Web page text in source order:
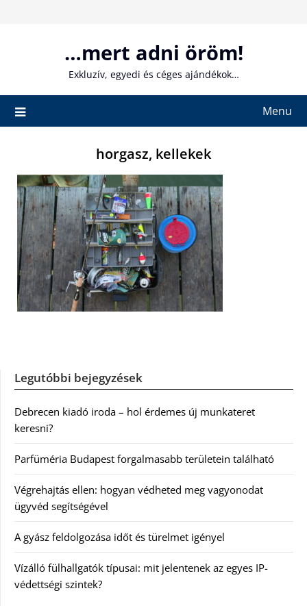
…mert adni öröm!
Exkluzív, egyedi és céges ajándékok…
Menu
horgasz, kellekek
Legutóbbi bejegyzések
Debrecen kiadó iroda – hol érdemes új munkateret
keresni?
Parfüméria Budapest forgalmasabb területein található
Végrehajtás ellen: hogyan védheted meg vagyonodat
ügyvéd segítségével
A gyász feldolgozása időt és türelmet igényel
Vízálló fülhallgatók típusai: mit jelentenek az egyes IP-
védettségi szintek?